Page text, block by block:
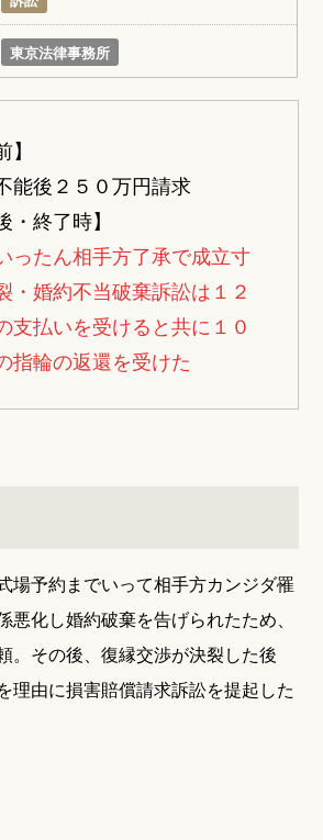
東京法律事務所
】
能後２５０万円請求
・終了時】
ったん相手方了承で成立寸
・婚約不当破棄訴訟は１２
支払いを受けると共に１０
指輪の返還を受けた
場予約までいって相手方カンジダ罹
悪化し婚約破棄を告げられたため、
。その後、復縁交渉が決裂した後
理由に損害賠償請求訴訟を提起した